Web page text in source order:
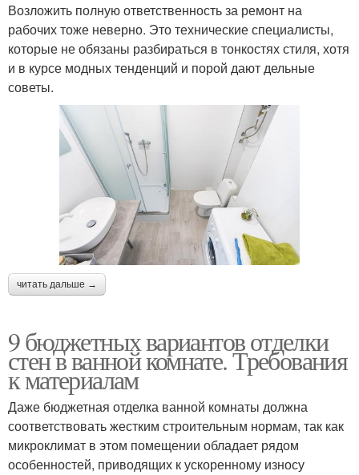
Возложить полную ответственность за ремонт на
рабочих тоже неверно. Это технические специалисты,
которые не обязаны разбираться в тонкостях стиля, хотя
и в курсе модных тенденций и порой дают дельные
советы.
читать дальше →
9 бюджетных вариантов отделки
стен в ванной комнате. Требования
к материалам
Даже бюджетная отделка ванной комнаты должна
соответствовать жестким строительным нормам, так как
микроклимат в этом помещении обладает рядом
особенностей, приводящих к ускоренному износу